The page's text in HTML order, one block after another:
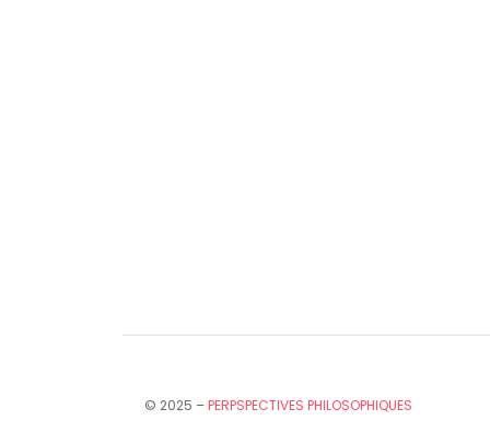
© 2025 –PERPSPECTIVES PHILOSOPHIQUES